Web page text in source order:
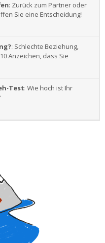
: Zurück zum Partner oder
Sie eine Entscheidung!
: Schlechte Beziehung,
Anzeichen, dass Sie
Test: Wie hoch ist Ihr